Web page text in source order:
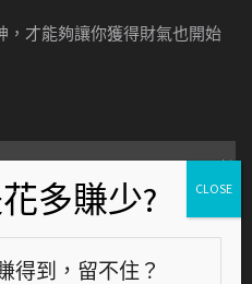
，才能夠讓你獲得財氣也開始
RESERVED. 版權所有，
得到，留不住？